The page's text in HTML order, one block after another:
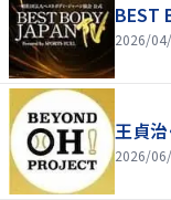
BEST
2026/
王貞治
2026/